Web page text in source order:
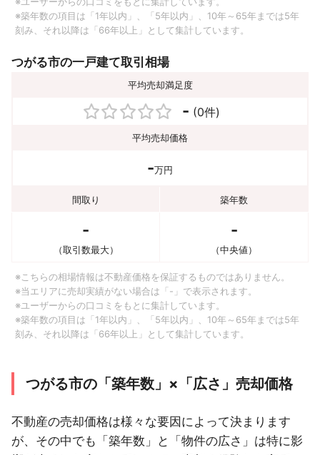
※築年数の項目は「1年以内」、「5年以内」、10年～65年までは5年
刻み、それ以降は「66年以上」として集計しています。
つがる市の一戸建て取引相場
平均売却満足度
- (0件)
平均売却価格
-万円
間取り 築年数
-
（取引数最大）
-
（中央値）
※こちらの相場情報は不動産価格を保証するものではありません。
※当エリアに売却実績がない場合は「-」で表示されます。
※ユーザーからの口コミをもとに集計しています。
※築年数の項目は「1年以内」、「5年以内」、10年～65年までは5年
刻み、それ以降は「66年以上」として集計しています。
つがる市の「築年数」×「広さ」売却価格
不動産の売却価格は様々な要因によって決まります
が、その中でも「築年数」と「物件の広さ」は特に影